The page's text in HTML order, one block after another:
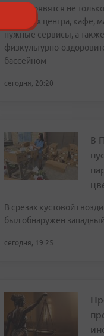
Здесь появятся не
торговых центра, кафе,
нужные сервисы, а
физкультурно-
бассейном
сегодня, 20:20
В
В срезах кустовой
был обнаружен
сегодня, 19:25